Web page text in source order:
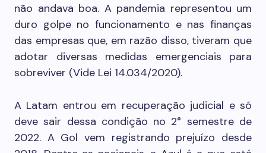
não andava boa. A pandemia representou um
duro golpe no funcionamento e nas finanças
das empresas que, em razão disso, tiveram que
adotar diversas medidas emergenciais para
sobreviver (Vide Lei 14.034/2020).
A Latam entrou em recuperação judicial e só
deve sair dessa condição no 2° semestre de
2022. A Gol vem registrando prejuízo desde